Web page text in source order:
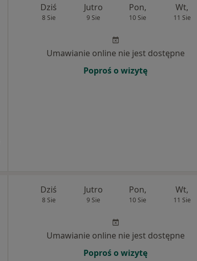
Dziś
8 Sie
Jutro
9 Sie
Pon,
10 Sie
Wt,
11 Sie
Umawianie online nie jest dostępne
Poproś o wizytę
Dziś
8 Sie
Jutro
9 Sie
Pon,
10 Sie
Wt,
11 Sie
Umawianie online nie jest dostępne
Poproś o wizytę